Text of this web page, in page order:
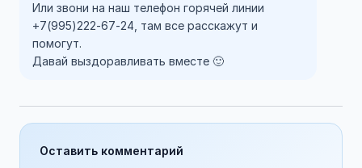
Или звони на наш телефон горячей линии
+7(995)222-67-24, там все расскажут и
помогут.
Давай выздоравливать вместе 🙂
Оставить комментарий